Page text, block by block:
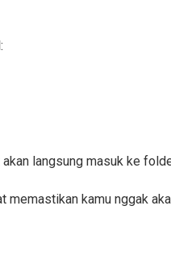
langsung masuk ke
memastikan kamu nggak